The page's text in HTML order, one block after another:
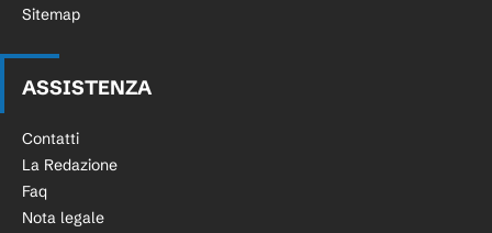
Sitemap
ASSISTENZA
Contatti
La Redazione
Faq
Nota legale